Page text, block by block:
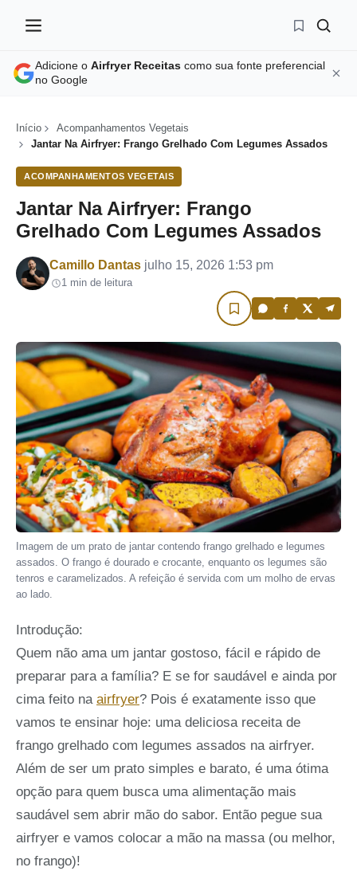
Adicione o Airfryer Receitas como sua fonte preferencial
no Google
Início
Acompanhamentos Vegetais
Jantar Na Airfryer: Frango Grelhado Com Legumes Assados
ACOMPANHAMENTOS VEGETAIS
Jantar Na Airfryer: Frango
Grelhado Com Legumes Assados
Por
Camillo Dantas julho 15, 2026 1:53 pm
1 min de leitura
Imagem de um prato de jantar contendo frango grelhado e legumes
assados. O frango é dourado e crocante, enquanto os legumes são
tenros e caramelizados. A refeição é servida com um molho de ervas
ao lado.
Introdução:
Quem não ama um jantar gostoso, fácil e rápido de
preparar para a família? E se for saudável e ainda por
cima feito na airfryer? Pois é exatamente isso que
vamos te ensinar hoje: uma deliciosa receita de
frango grelhado com legumes assados na airfryer.
Além de ser um prato simples e barato, é uma ótima
opção para quem busca uma alimentação mais
saudável sem abrir mão do sabor. Então pegue sua
airfryer e vamos colocar a mão na massa (ou melhor,
no frango)!